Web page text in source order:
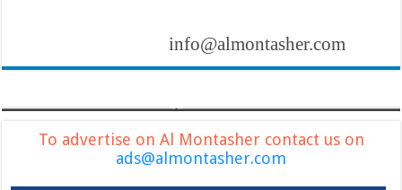
info@almontasher.com
To advertise on Al Montasher contact us on
ads@almontasher.com